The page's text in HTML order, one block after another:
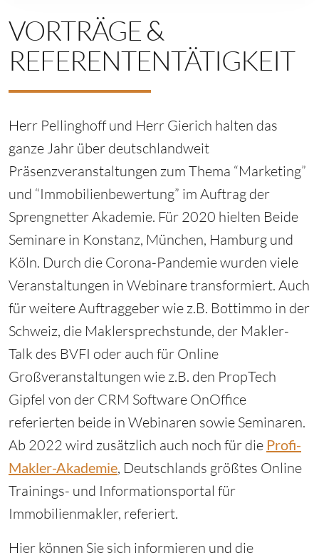
VORTRÄGE &
REFERENTENTÄTIGKEIT
Herr Pellinghoff und Herr Gierich halten das
ganze Jahr über deutschlandweit
Präsenzveranstaltungen zum Thema “Marketing”
und “Immobilienbewertung” im Auftrag der
Sprengnetter Akademie. Für 2020 hielten Beide
Seminare in Konstanz, München, Hamburg und
Köln. Durch die Corona-Pandemie wurden viele
Veranstaltungen in Webinare transformiert. Auch
für weitere Auftraggeber wie z.B. Bottimmo in der
Schweiz, die Maklersprechstunde, der Makler-
Talk des BVFI oder auch für Online
Großveranstaltungen wie z.B. den PropTech
Gipfel von der CRM Software OnOffice
referierten beide in Webinaren sowie Seminaren.
Ab 2022 wird zusätzlich auch noch für die Profi-
Makler-Akademie, Deutschlands größtes Online
Trainings- und Informationsportal für
Immobilienmakler, referiert.
Hier können Sie sich informieren und die